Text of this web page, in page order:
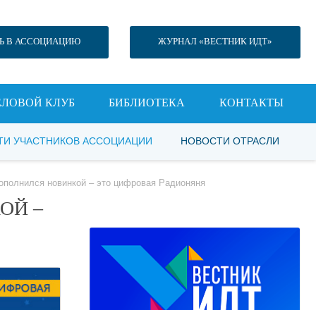
В АССОЦИАЦИЮ ЖУРНАЛ «ВЕСТНИК ИДТ»
КЛУБ БИБЛИОТЕКА КОНТАКТЫ
УЧАСТНИКОВ АССОЦИАЦИИ НОВОСТИ ОТРАСЛИ
новинкой – это цифровая Радионяня
–